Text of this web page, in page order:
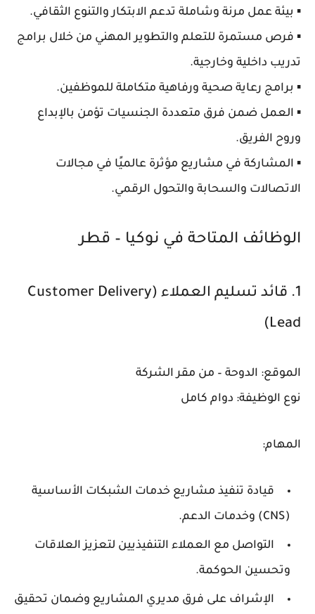
▪️ بيئة عمل مرنة وشاملة تدعم الابتكار والتنوع الثقافي.
▪️ فرص مستمرة للتعلم والتطوير المهني من خلال برامج
تدريب داخلية وخارجية.
▪️ برامج رعاية صحية ورفاهية متكاملة للموظفين.
▪️ العمل ضمن فرق متعددة الجنسيات تؤمن بالإبداع
وروح الفريق.
▪️ المشاركة في مشاريع مؤثرة عالميًا في مجالات
الاتصالات والسحابة والتحول الرقمي.
الوظائف المتاحة في نوكيا – قطر
1. قائد تسليم العملاء (Customer Delivery
Lead)
الموقع: الدوحة – من مقر الشركة
نوع الوظيفة: دوام كامل
المهام:
قيادة تنفيذ مشاريع خدمات الشبكات الأساسية
(CNS) وخدمات الدعم.
التواصل مع العملاء التنفيذيين لتعزيز العلاقات
وتحسين الحوكمة.
الإشراف على فرق مديري المشاريع وضمان تحقيق